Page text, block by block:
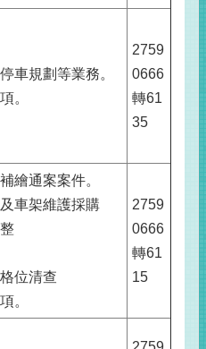
車規劃等業務。
。
2759
0666
轉61
35
繪通案案件。
車架維護採購
位清查
。
2759
0666
轉61
15